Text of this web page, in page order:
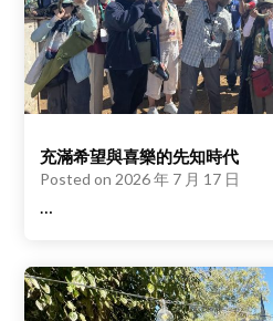
充滿希望與喜樂的先知時代
Posted on 2026 年 7 月 17 日
…